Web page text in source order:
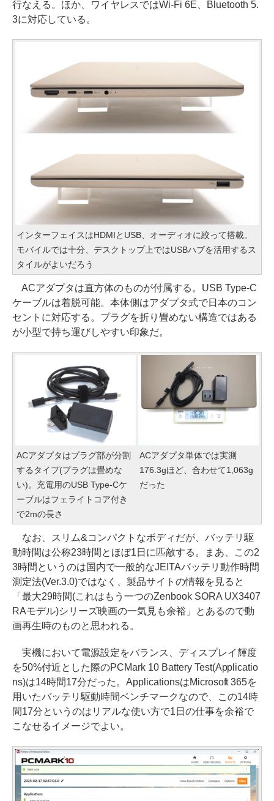
行なえる。ほか、ワイヤレスではWi-Fi 6E、Bluetooth 5.
3に対応している。
インターフェイスはHDMIとUSB、オーディオに絞って搭載。
モバイルでは十分、デスクトップ上ではUSBハブを活用するス
タイルがよいだろう
ACアダプタは直方体のものが付属する。USB Type-C
ケーブルは着脱可能。本体側はアダプタ式で日本のコン
セントに対応する。プラグを折り畳めない構造ではある
が小型で持ち運びしやすい印象だ。
ACアダプタはプラグ部が分割
するタイプ(プラグは畳めな
い)。充電用のUSB Type-Cケ
ーブルはフェライトコア付き
で2mの長さ
ACアダプタ単体では実測
176.3gほど、合わせて1,063g
だった
なお、スリム&コンパクトなボディだが、バッテリ駆
動時間は公称23時間とほぼ1日に匹敵する。まあ、この2
3時間というのは国内で一般的なJEITAバッテリ動作時間
測定法(Ver.3.0)ではなく、製品サイトの情報を見ると
「最大29時間(これはもう一つのZenbook SORA UX3407
RAモデル)シリーズ映画の一気見も余裕」とあるので動
画再生時のものと思われる。
実機において電源設定をバランス、ディスプレイ輝度
を50%付近とした際のPCMark 10 Battery Test(Applicatio
ns)は14時間17分だった。ApplicationsはMicrosoft 365を
用いたバッテリ駆動時間ベンチマークなので、この14時
間17分というのはリアルな使い方で1日の仕事を余裕で
こなせるイメージでよい。